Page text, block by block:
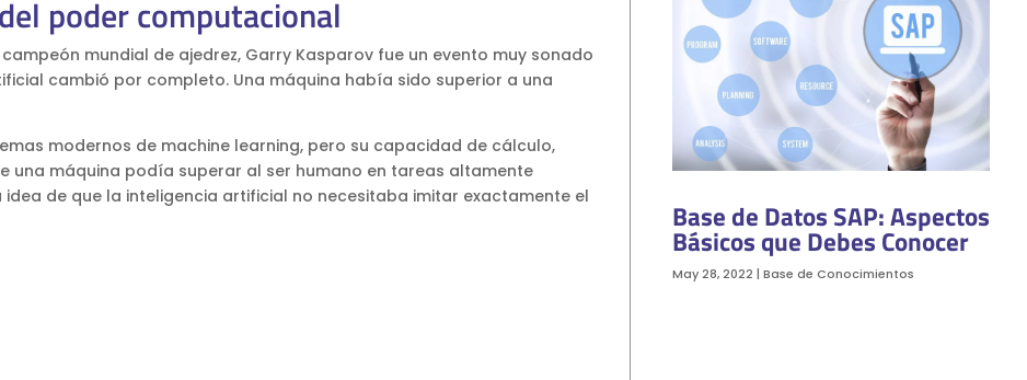
poder computacional
mundial de ajedrez, Garry Kasparov fue un evento muy sonado
cambió por completo. Una máquina había sido superior a una
modernos de machine learning, pero su capacidad de cálculo,
una máquina podía superar al ser humano en tareas altamente
de que la inteligencia artificial no necesitaba imitar exactamente el
Base de Datos SAP: Aspectos
Básicos que Debes Conocer
May 28, 2022 | Base de Conocimientos